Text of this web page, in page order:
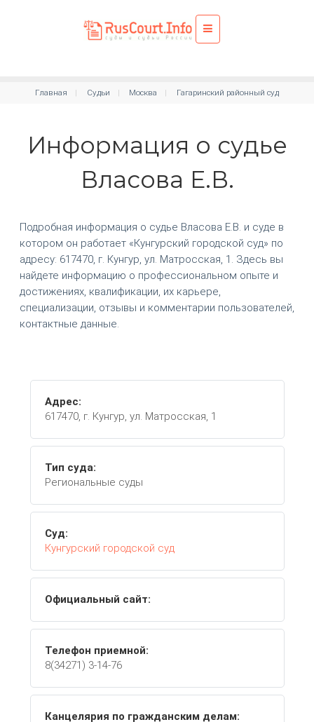
Главная Судьи Москва Гагаринский районный суд
Информация о судье
Власова Е.В.
Подробная информация о судье Власова Е.В. и суде в
котором он работает «Кунгурский городской суд» по
адресу: 617470, г. Кунгур, ул. Матросская, 1. Здесь вы
найдете информацию о профессиональном опыте и
достижениях, квалификации, их карьере,
специализации, отзывы и комментарии пользователей,
контактные данные.
Адрес:
617470, г. Кунгур, ул. Матросская, 1
Тип суда:
Региональные суды
Суд:
Кунгурский городской суд
Официальный сайт:
Телефон приемной:
8(34271) 3-14-76
Канцелярия по гражданским делам: